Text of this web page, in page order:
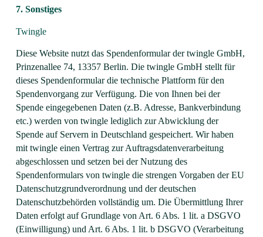
7. Sonstiges
Twingle
Diese Website nutzt das Spendenformular der twingle GmbH,
Prinzenallee 74, 13357 Berlin. Die twingle GmbH stellt für
dieses Spendenformular die technische Plattform für den
Spendenvorgang zur Verfügung. Die von Ihnen bei der
Spende eingegebenen Daten (z.B. Adresse, Bankverbindung
etc.) werden von twingle lediglich zur Abwicklung der
Spende auf Servern in Deutschland gespeichert. Wir haben
mit twingle einen Vertrag zur Auftragsdatenverarbeitung
abgeschlossen und setzen bei der Nutzung des
Spendenformulars von twingle die strengen Vorgaben der EU
Datenschutzgrundverordnung und der deutschen
Datenschutzbehörden vollständig um. Die Übermittlung Ihrer
Daten erfolgt auf Grundlage von Art. 6 Abs. 1 lit. a DSGVO
(Einwilligung) und Art. 6 Abs. 1 lit. b DSGVO (Verarbeitung